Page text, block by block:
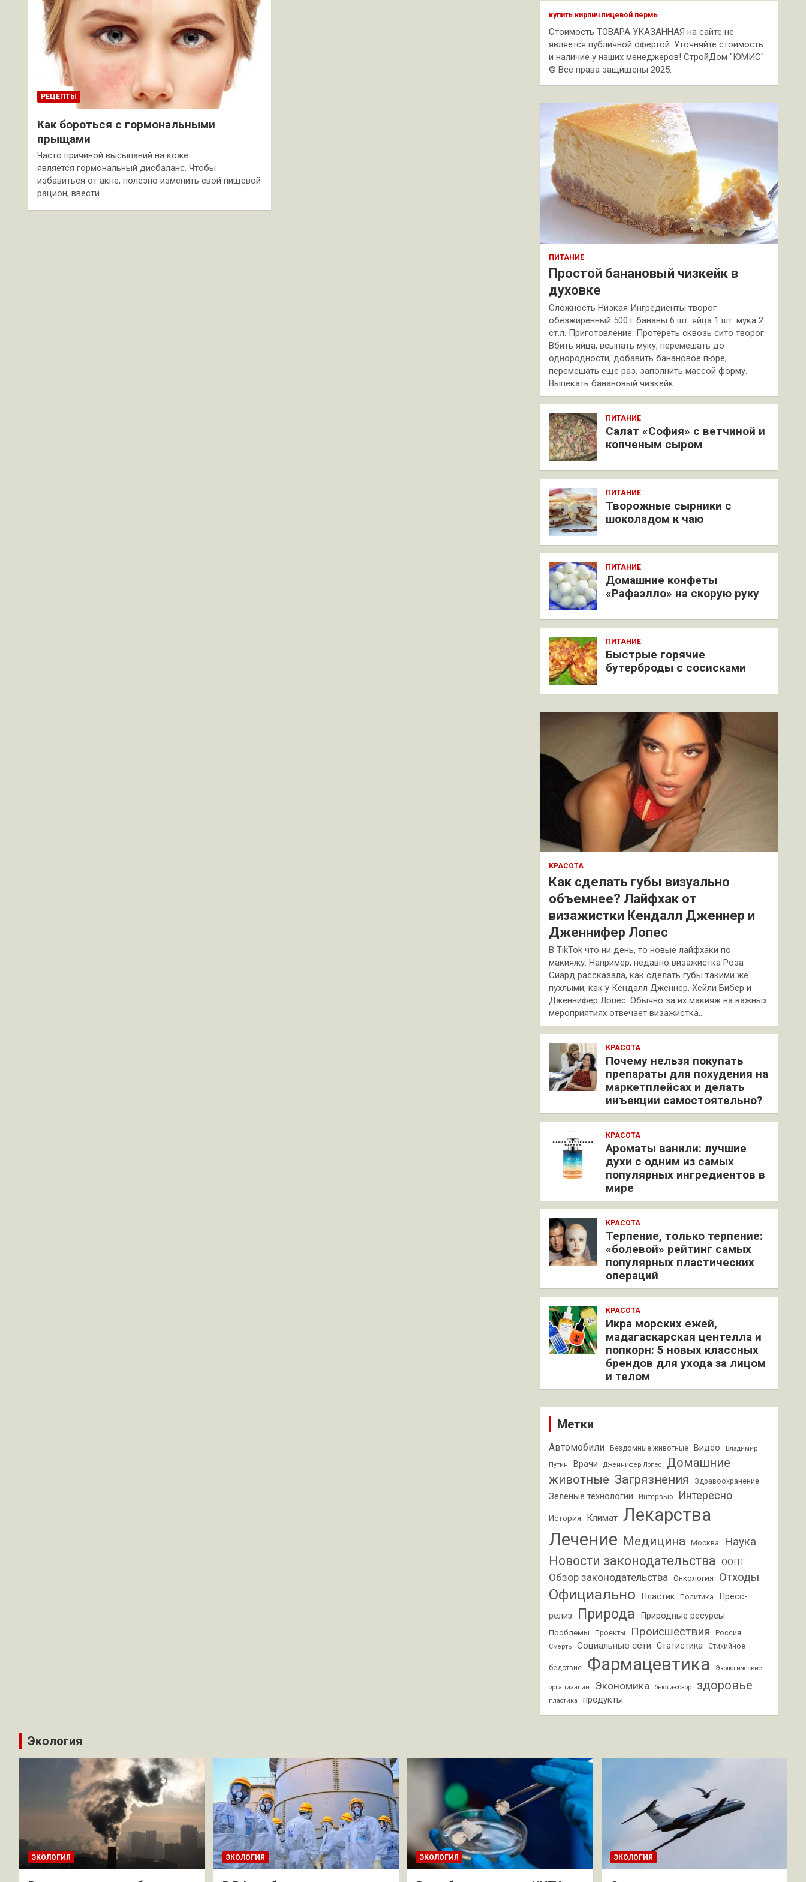
РЕЦЕПТЫ
Как бороться с гормональными
прыщами
Часто причиной высыпаний на коже
является гормональный дисбаланс. Чтобы
избавиться от акне, полезно изменить свой пищевой
рацион, ввести…
к
купить кирпич лицевой пермь
Стоимость ТОВАРА УКАЗАННАЯ на сайте не
является публичной офертой. Уточняйте стоимость
и наличие у наших менеджеров! СтройДом "ЮМИС"
© Все права защищены 2025.
ПИТАНИЕ
Простой банановый чизкейк в
духовке
Сложность Низкая Ингредиенты творог
обезжиренный 500 г бананы 6 шт. яйца 1 шт. мука 2
ст.л. Приготовление: Протереть сквозь сито творог.
Вбить яйца, всыпать муку, перемешать до
однородности, добавить банановое пюре,
перемешать еще раз, заполнить массой форму.
Выпекать банановый чизкейк…
ПИТАНИЕ
Салат «София» с ветчиной и
копченым сыром
ПИТАНИЕ
Творожные сырники с
шоколадом к чаю
ПИТАНИЕ
Домашние конфеты
«Рафаэлло» на скорую руку
ПИТАНИЕ
Быстрые горячие
бутерброды с сосисками
КРАСОТА
Как сделать губы визуально
объемнее? Лайфхак от
визажистки Кендалл Дженнер и
Дженнифер Лопес
В TikTok что ни день, то новые лайфхаки по
макияжу. Например, недавно визажистка Роза
Сиард рассказала, как сделать губы такими же
пухлыми, как у Кендалл Дженнер, Хейли Бибер и
Дженнифер Лопес. Обычно за их макияж на важных
мероприятиях отвечает визажистка…
КРАСОТА
Почему нельзя покупать
препараты для похудения на
маркетплейсах и делать
инъекции самостоятельно?
КРАСОТА
Ароматы ванили: лучшие
духи с одним из самых
популярных ингредиентов в
мире
КРАСОТА
Терпение, только терпение:
«болевой» рейтинг самых
популярных пластических
операций
КРАСОТА
Икра морских ежей,
мадагаскарская центелла и
попкорн: 5 новых классных
брендов для ухода за лицом
и телом
Метки
Автомобили Бездомные животные Видео Владимир
Путин Врачи Дженнифер Лопес
Домашние
животные Загрязнения Здравоохранение
Зелёные технологии Интервью Интересно
История Климат Лекарства
Лечение Медицина Москва Наука
Новости законодательства ООПТ
Обзор законодательства Онкология Отходы
Официально Пластик Политика
Пресс-
релиз
Природа Природные ресурсы
Проблемы Проекты Происшествия Россия
Смерть Социальные сети Статистика Стихийное
бедствие Фармацевтика Экологические
организации Экономика бьюти-обзор здоровье
пластика продукты
Экология
ЭКОЛОГИЯ ЭКОЛОГИЯ ЭКОЛОГИЯ ЭКОЛОГИЯ